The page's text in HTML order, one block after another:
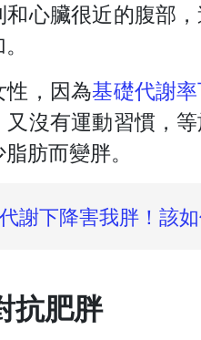
和心臟很近的腹部
性，因為基礎代謝
沒有運動習慣，
肪而變胖。
代謝下降害我胖！該
抗肥胖